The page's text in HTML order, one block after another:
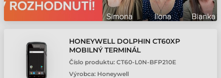
HONEYWELL DOLPHIN CT60XP
MOBILNÝ TERMINÁL
Číslo produktu: CT60-L0N-BFP210E
Výrobca: Honeywell